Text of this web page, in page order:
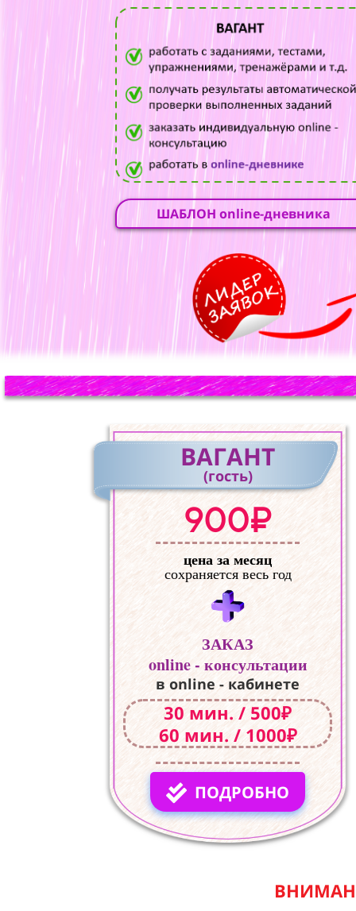
ШАБЛОН online-дневника
ВАГАНТ
(гость)
900₽
цена за месяц
сохраняется весь год
ЗАКАЗ
online - консультации
в online - кабинете
30 мин. / 500₽
60 мин. / 1000₽
ПОДРОБНО